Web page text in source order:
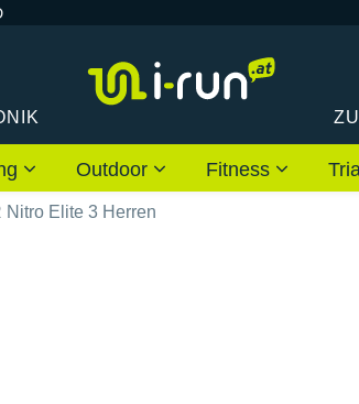
Outdoor Fitness
Nitro Elite 3 Herren